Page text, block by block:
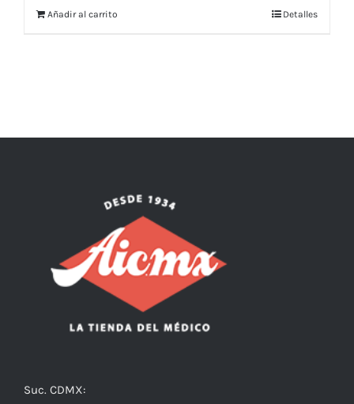
Añadir al carrito Detalles
Suc. CDMX: